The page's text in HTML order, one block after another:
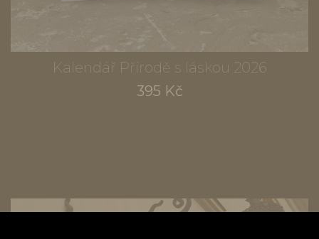
Kalendář Přírodě s láskou 2026
395 Kč